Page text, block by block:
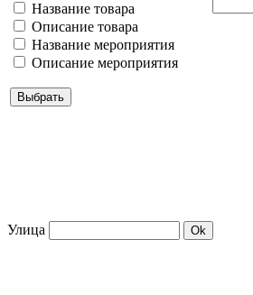
Название товара
Описание товара
Название мероприятия
Описание мероприятия
Улица